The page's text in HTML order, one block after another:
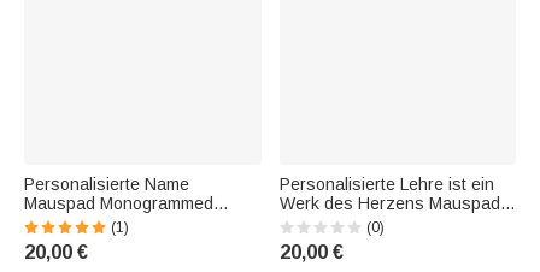
Personalisierte Name
Mauspad Monogrammed
Mauspad Büro Dekor
Schreibtisch Zubehör
Geburtstag Geschenk für
(1)
20,00 €
Personalisierte Lehre ist ein
Werk des Herzens Mauspad
mit Namen und Text Büro
Dekoration Thanksgiving
Geburtstag Geschenk für
(0)
20,00 €